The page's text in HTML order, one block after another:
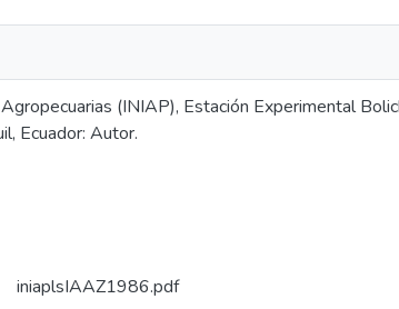
(INIAP), Estación Experimental
Ecuador: Autor.
iniaplsIAAZ1986.pdf